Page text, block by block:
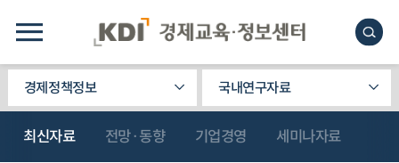
경제정책정보 국내연구자료
최신자료 전망·동향 기업경영 세미나자료